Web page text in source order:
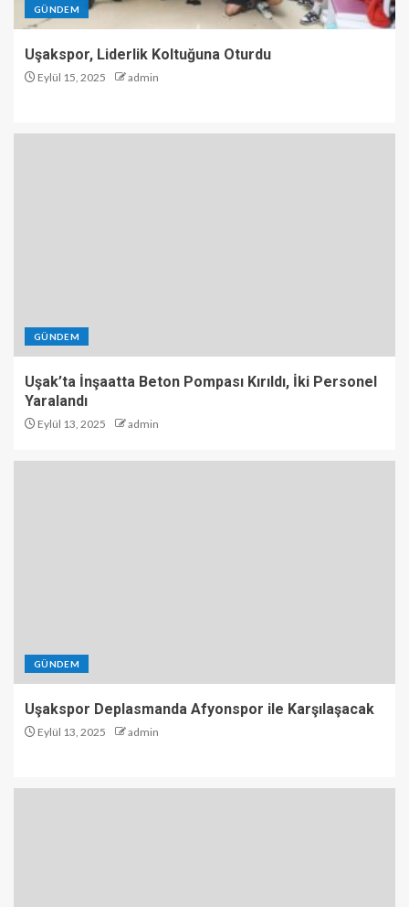
GÜNDEM
Uşakspor, Liderlik Koltuğuna Oturdu
Eylül 15, 2025 admin
GÜNDEM
Uşak’ta İnşaatta Beton Pompası Kırıldı, İki Personel
Yaralandı
Eylül 13, 2025 admin
GÜNDEM
Uşakspor Deplasmanda Afyonspor ile Karşılaşacak
Eylül 13, 2025 admin